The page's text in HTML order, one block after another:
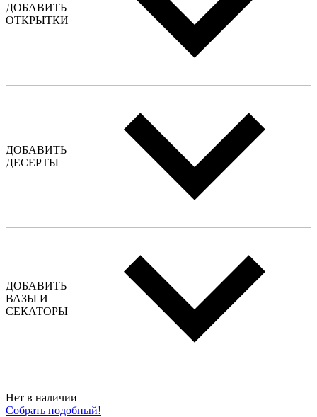
ДОБАВИТЬ
ОТКРЫТКИ
ДОБАВИТЬ
ДЕСЕРТЫ
ДОБАВИТЬ
ВАЗЫ И
СЕКАТОРЫ
Нет в наличии
Собрать подобный!